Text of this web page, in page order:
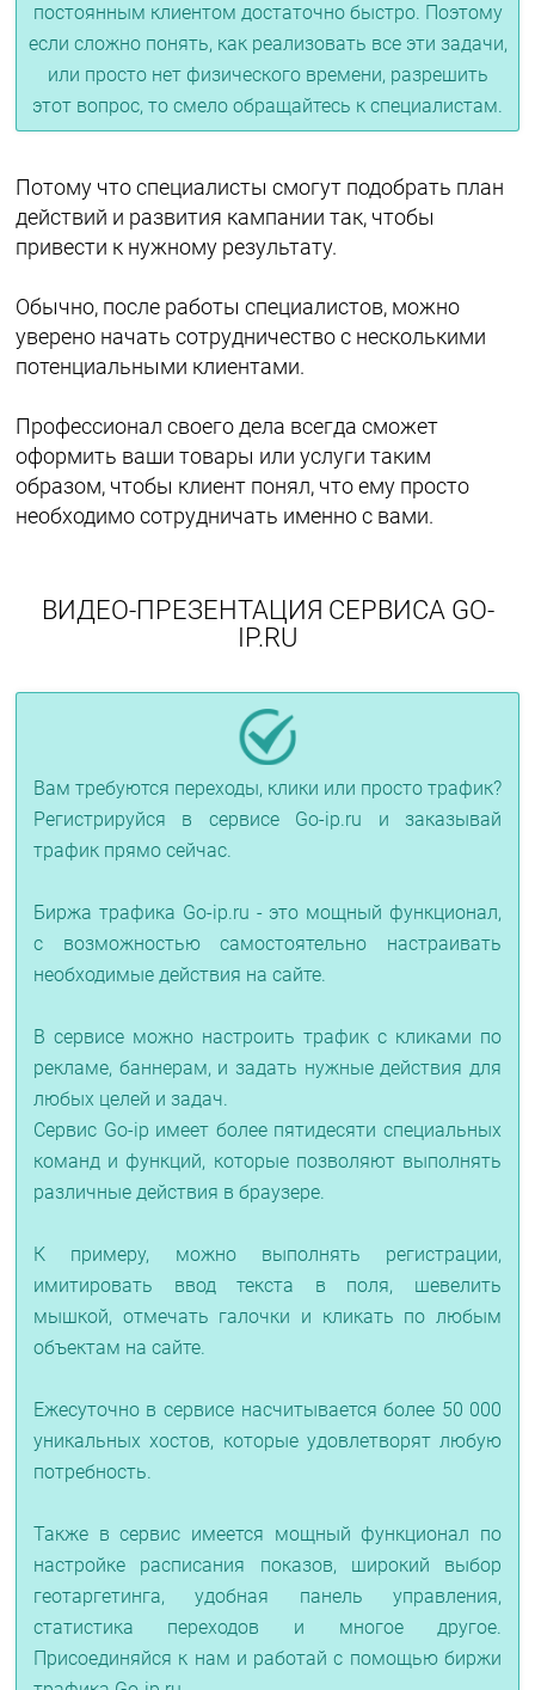
постоянным клиентом достаточно быстро. Поэтому
если сложно понять, как реализовать все эти задачи,
или просто нет физического времени, разрешить
этот вопрос, то смело обращайтесь к специалистам.
Потому что специалисты смогут подобрать план
действий и развития кампании так, чтобы
привести к нужному результату.
Обычно, после работы специалистов, можно
уверено начать сотрудничество с несколькими
потенциальными клиентами.
Профессионал своего дела всегда сможет
оформить ваши товары или услуги таким
образом, чтобы клиент понял, что ему просто
необходимо сотрудничать именно с вами.
ВИДЕО-ПРЕЗЕНТАЦИЯ СЕРВИСА GO-
IP.RU
Вам требуются переходы, клики или просто трафик?
Регистрируйся в сервисе Go-ip.ru и заказывай
трафик прямо сейчас.
Биржа трафика Go-ip.ru - это мощный функционал,
с возможностью самостоятельно настраивать
необходимые действия на сайте.
В сервисе можно настроить трафик с кликами по
рекламе, баннерам, и задать нужные действия для
любых целей и задач.
Сервис Go-ip имеет более пятидесяти специальных
команд и функций, которые позволяют выполнять
различные действия в браузере.
К примеру, можно выполнять регистрации,
имитировать ввод текста в поля, шевелить
мышкой, отмечать галочки и кликать по любым
объектам на сайте.
Ежесуточно в сервисе насчитывается более 50 000
уникальных хостов, которые удовлетворят любую
потребность.
Также в сервис имеется мощный функционал по
настройке расписания показов, широкий выбор
геотаргетинга, удобная панель управления,
статистика переходов и многое другое.
Присоединяйся к нам и работай с помощью биржи